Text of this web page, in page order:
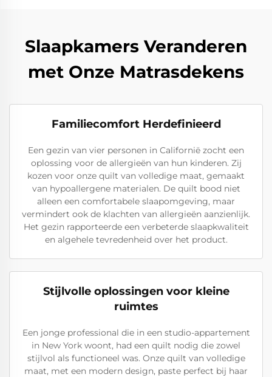
Slaapkamers Veranderen
met Onze Matrasdekens
Familiecomfort Herdefinieerd
Een gezin van vier personen in Californië zocht een
oplossing voor de allergieën van hun kinderen. Zij
kozen voor onze quilt van volledige maat, gemaakt
van hypoallergene materialen. De quilt bood niet
alleen een comfortabele slaapomgeving, maar
vermindert ook de klachten van allergieën aanzienlijk.
Het gezin rapporteerde een verbeterde slaapkwaliteit
en algehele tevredenheid over het product.
Stijlvolle oplossingen voor kleine
ruimtes
Een jonge professional die in een studio-appartement
in New York woont, had een quilt nodig die zowel
stijlvol als functioneel was. Onze quilt van volledige
maat, met een modern design, paste perfect bij haar